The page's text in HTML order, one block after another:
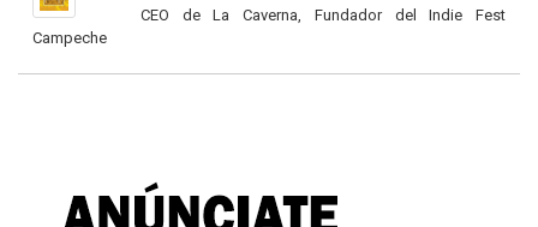
CEO de La Caverna, Fundador del Indie Fest
Campeche